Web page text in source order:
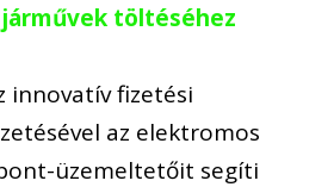
töltéséhez
innovatív fizetési
az elektromos
üzemeltetőit segíti